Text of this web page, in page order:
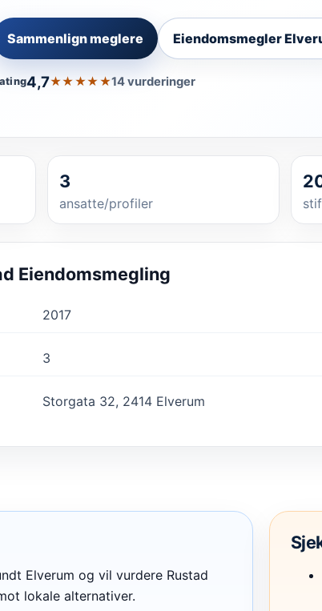
Sammenlign meglere Eiendomsmegler
4,7★★★★★14 vurderinger
3
ansatte/profiler
Eiendomsmegling
2017
3
Storgata 32, 2414 Elverum
Elverum og vil vurdere Rustad
lokale alternativer.